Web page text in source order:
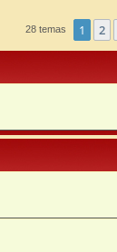
28 temas 1 2